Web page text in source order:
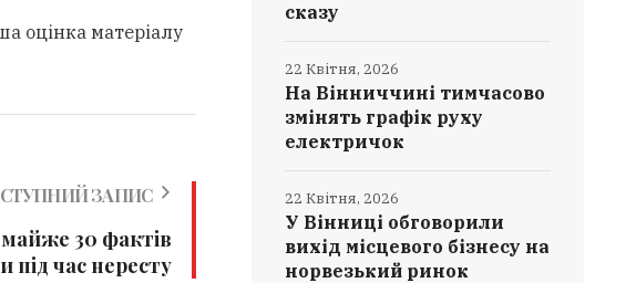
оцінка матеріалу
ЗАПИС
30 фактів
під час нересту
сказу
На Вінниччині тимчасово
змінять графік руху
електричок
22 Квітня, 2026
У Вінниці обговорили
вихід місцевого бізнесу на
норвезький ринок
22 Квітня, 2026